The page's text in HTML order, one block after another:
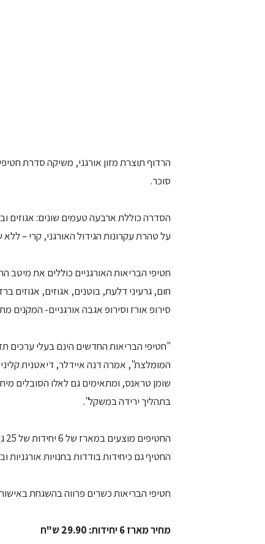
הרדוף תוצרת מזון אורגני, משיקה סדרת
סוכר.
הסדרה כוללת ארבעה טעמים שונים: אגוזים
על טהרת עקרונות הגידול האורגני, קרי –
חטיפי הבריאות האורגניים כוללים את מיטב
חום, גרעיני דלעת, בוטנים, אגוזים, אגוזים
סירופ אורז וסירופ אגבה אורגניים- המקנים
המומלצת", אמרה דנה איידלר, דיאטנית
שומן טראנס, ומתאימים גם לאלו הסובלים
בתהליך ירידה במשקל".
החטיף גם כיחידות בודדות בחנויות אורגניות ובבתי
חטיפי הבריאות כשרים פרווה בהשגחת
מחיר מארז 6 יחידות: 29.90 ש"ח